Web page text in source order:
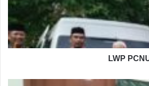
C
N
K
o
M
LWP